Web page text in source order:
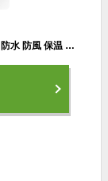
[Pikaeyes] レディース ジャケット アウトドア 防寒 防水 防風 保温 マウンテンパーカー ライトパープル／ホワイト S